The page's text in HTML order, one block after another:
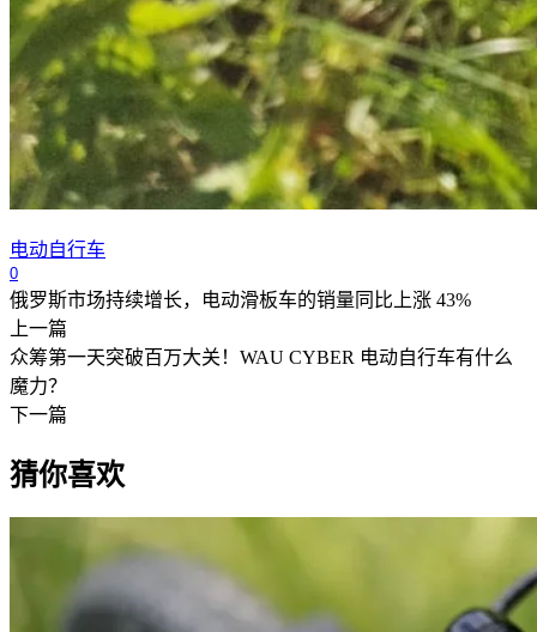
电动自行车
0
俄罗斯市场持续增长，电动滑板车的销量同比上涨 43%
上一篇
众筹第一天突破百万大关！WAU CYBER 电动自行车有什么
魔力？
下一篇
猜你喜欢